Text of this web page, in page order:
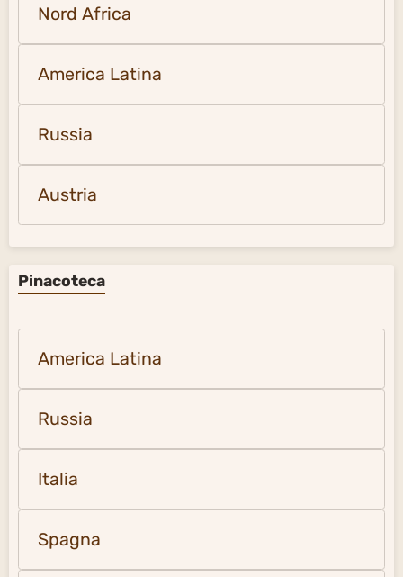
Nord Africa
America Latina
Russia
Austria
Pinacoteca
America Latina
Russia
Italia
Spagna